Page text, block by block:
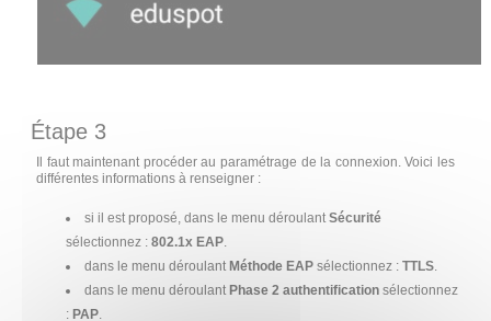
Étape 3
Il faut maintenant procéder au paramétrage de la connexion. Voici les
différentes informations à renseigner :
si il est proposé, dans le menu déroulantSécurité
sélectionnez :802.1x EAP.
dans le menu déroulant Méthode EAP sélectionnez :TTLS.
dans le menu déroulant Phase 2 authentification sélectionnez
: PAP.